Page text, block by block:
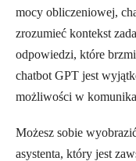
mocy obliczeniowej,
zrozumieć kontekst
odpowiedzi, które
chatbot GPT jest
możliwości w
Możesz sobie
asystenta, który jest